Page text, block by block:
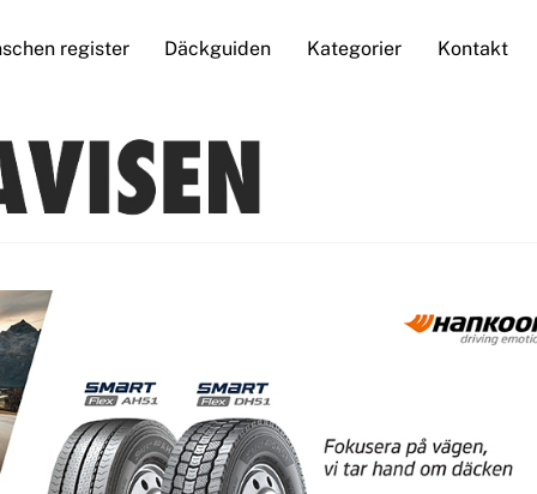
register Däckguiden Kategorier Kontakt